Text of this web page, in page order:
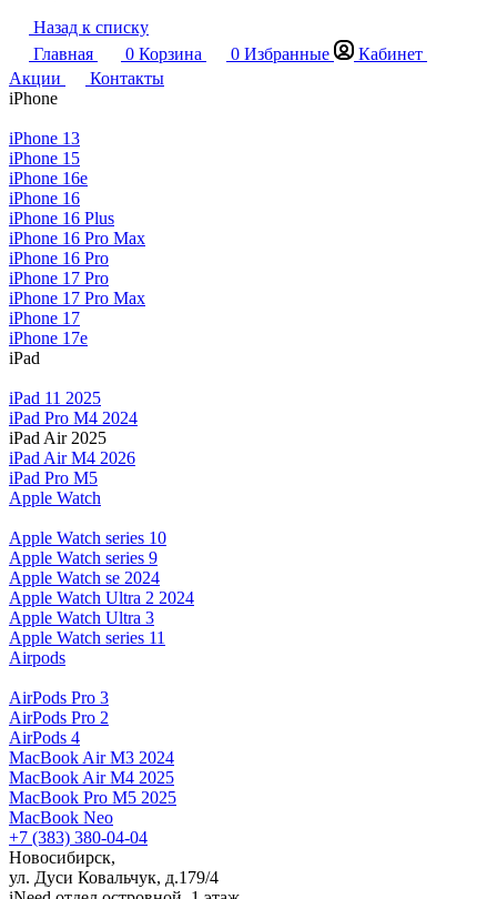
Назад к списку
Главная
0 Корзина 0 Избранные
Кабинет
Акции
Контакты
iPhone
iPhone 13
iPhone 15
iPhone 16e
iPhone 16
iPhone 16 Plus
iPhone 16 Pro Max
iPhone 16 Pro
iPhone 17 Pro
iPhone 17 Pro Max
iPhone 17
iPhone 17e
iPad
iPad 11 2025
iPad Pro M4 2024
iPad Air 2025
iPad Air M4 2026
iPad Pro M5
Apple Watch
Apple Watch series 10
Apple Watch series 9
Apple Watch se 2024
Apple Watch Ultra 2 2024
Apple Watch Ultra 3
Apple Watch series 11
Airpods
AirPods Pro 3
AirPods Pro 2
AirPods 4
MacBook Air M3 2024
MacBook Air M4 2025
MacBook Pro M5 2025
MacBook Neo
+7 (383) 380-04-04
Новосибирск,
ул. Дуси Ковальчук, д.179/4